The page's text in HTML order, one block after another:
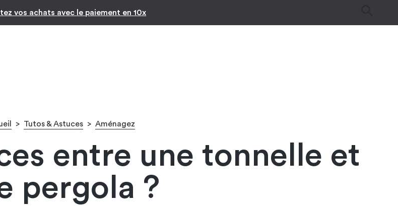
vos achats avec le paiement en 10x
Inspiration par pièces
> Tutos & Astuces > Aménagez
entre une tonnelle et
pergola ?